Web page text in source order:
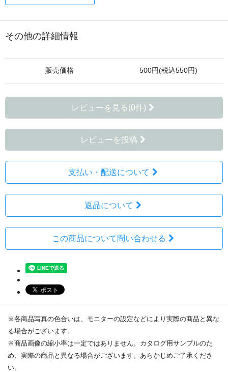
その他の詳細情報
販売価格 500円(税込550円)
レビューを見る(0件)
レビューを投稿
支払い・配送について
返品について
この商品について問い合わせる
※各商品写真の色合いは、モニターの設定などにより実際の商品と異な
る場合がございます。
※商品画像の縮小率は一定ではありません。カタログ用サンプルのた
め、実際の商品と異なる場合がございます。あらかじめご了承くださ
い。